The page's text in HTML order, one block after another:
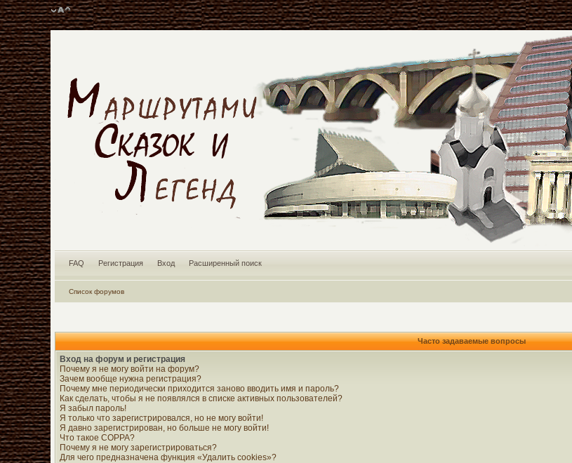
FAQ Регистрация Вход Расширенный поиск
Список форумов
Часто задаваемые вопросы
Вход на форум и регистрация
Почему я не могу войти на форум?
Зачем вообще нужна регистрация?
Почему мне периодически приходится заново вводить имя и пароль?
Как сделать, чтобы я не появлялся в списке активных пользователей?
Я забыл пароль!
Я только что зарегистрировался, но не могу войти!
Я давно зарегистрирован, но больше не могу войти!
Что такое COPPA?
Почему я не могу зарегистрироваться?
Для чего предназначена функция «Удалить cookies»?